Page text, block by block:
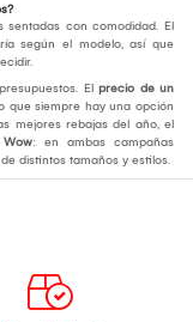
sentadas con comodidad. El
según el modelo, así que
El precio de un
que siempre hay una opción
mejores rebajas del año, el
: en ambas campañas
distintos tamaños y estilos.